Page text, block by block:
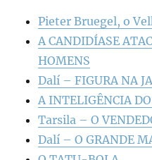
Pieter Bruegel, o
A CANDIDÍASE
HOMENS
Dalí – FIGURA NA
A INTELIGÊNCIA
Tarsila – O
Dalí – O GRANDE